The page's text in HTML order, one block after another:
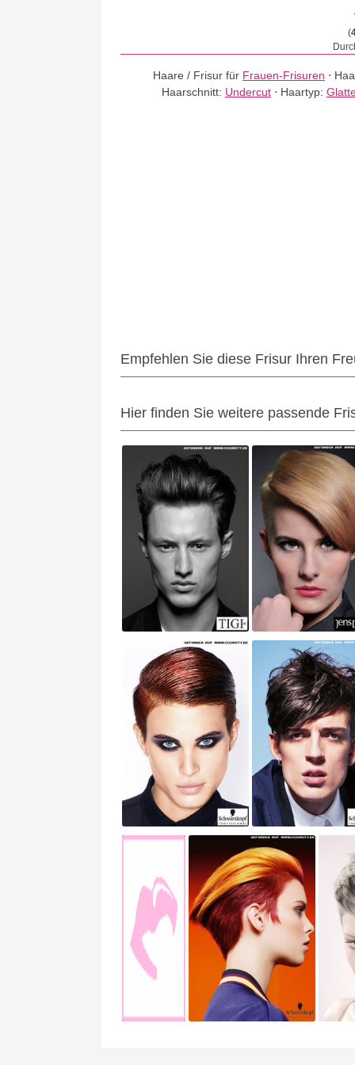
(
Haare / Frisur für Frauen-Frisuren ⋅
Haarschnitt: Undercut ⋅ Haartyp:
Empfehlen Sie diese Frisur Ihren
Hier finden Sie weitere passende